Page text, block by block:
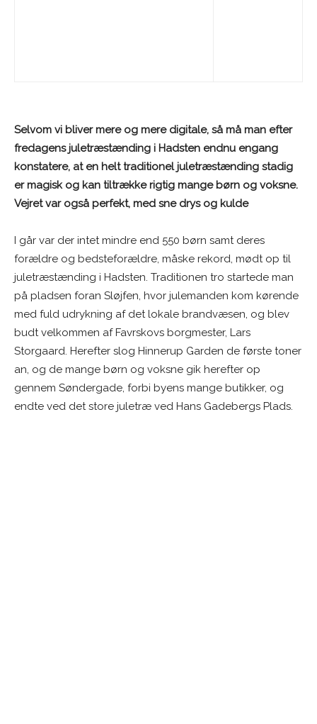
Selvom vi bliver mere og mere digitale, så må man efter
fredagens juletræstænding i Hadsten endnu engang
konstatere, at en helt traditionel juletræstænding stadig
er magisk og kan tiltrække rigtig mange børn og voksne.
Vejret var også perfekt, med sne drys og kulde
I går var der intet mindre end 550 børn samt deres
forældre og bedsteforældre, måske rekord, mødt op til
juletræstænding i Hadsten. Traditionen tro startede man
på pladsen foran Sløjfen, hvor julemanden kom kørende
med fuld udrykning af det lokale brandvæsen, og blev
budt velkommen af Favrskovs borgmester, Lars
Storgaard. Herefter slog Hinnerup Garden de første toner
an, og de mange børn og voksne gik herefter op
gennem Søndergade, forbi byens mange butikker, og
endte ved det store juletræ ved Hans Gadebergs Plads.